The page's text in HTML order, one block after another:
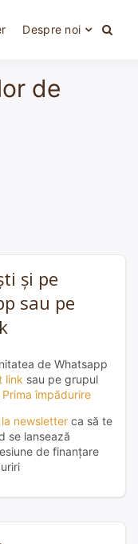
Despre noi
de
și pe
sau pe
de Whatsapp
link sau pe grupul
Prima împădurire
newsletter ca să te
se lansează
de finanțare